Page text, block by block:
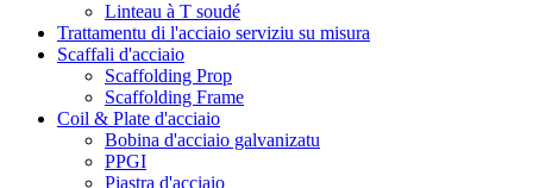
Linteau à T soudé
Trattamentu di l'acciaio serviziu su misura
Scaffali d'acciaio
Scaffolding Prop
Scaffolding Frame
Coil & Plate d'acciaio
Bobina d'acciaio galvanizatu
PPGI
Piastra d'acciaio